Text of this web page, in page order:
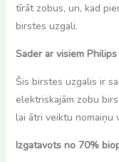
tīrāt zobus, un, kad
birstes uzgali.
Sader ar visiem
Šis birstes uzgalis ir
elektriskajām zobu
lai ātri veiktu nomaiņu
Izgatavots no 70%